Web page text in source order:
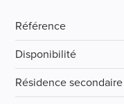
Référence
Disponibilité
Résidence secondaire